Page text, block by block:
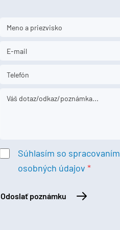
Súhlasím so spracovaním
osobných údajov
Odoslať poznámku